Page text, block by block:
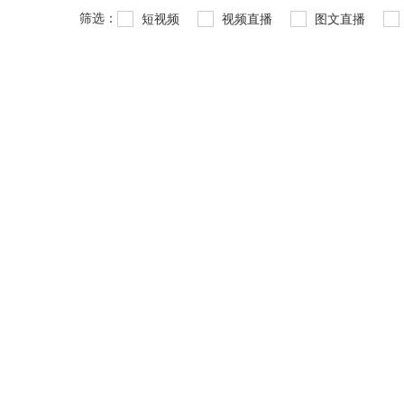
筛选： 短视频 视频直播 图文直播